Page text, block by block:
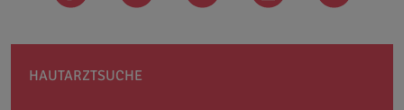
HAUTARZTSUCHE